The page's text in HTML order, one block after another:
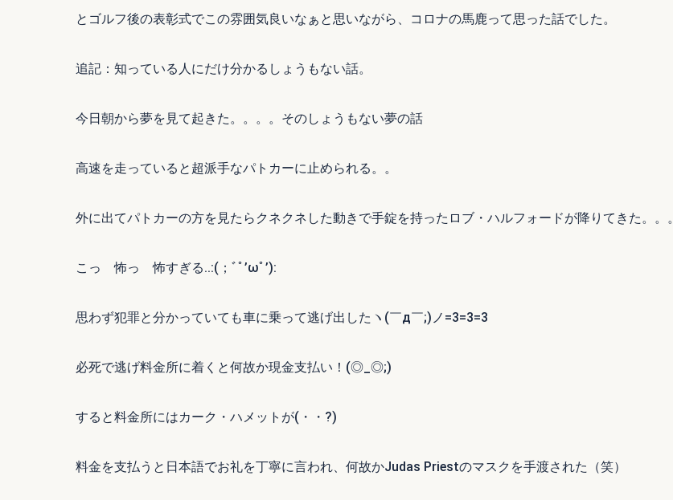
とゴルフ後の表彰式でこの雰囲気良いなぁと思いながら、コロナの馬鹿って思った話でした。
追記：知っている人にだけ分かるしょうもない話。
今日朝から夢を見て起きた。。。。そのしょうもない夢の話
高速を走っていると超派手なパトカーに止められる。。
外に出てパトカーの方を見たらクネクネした動きで手錠を持ったロブ・ハルフォードが降りてきた。。。
こっ 怖っ 怖すぎる‥:(；ﾞﾟ’ωﾟ’):
思わず犯罪と分かっていても車に乗って逃げ出したヽ(￣д￣;)ノ=3=3=3
必死で逃げ料金所に着くと何故か現金支払い！(◎_◎;)
すると料金所にはカーク・ハメットが(・・?)
料金を支払うと日本語でお礼を丁寧に言われ、何故かJudas Priestのマスクを手渡された（笑）